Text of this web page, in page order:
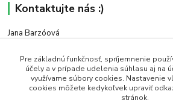
Kontaktujte nás :)
Jana Barzóová
(PO - PIA, 8:00 - 18:00)
objednavky@naturaj.sk
Pre základnú funkčnosť, spríjemnenie
účely a v prípade udelenia súhlasu aj na
využívame súbory cookies. Nastavenie
cookies môžete kedykoľvek upraviť
stránok.